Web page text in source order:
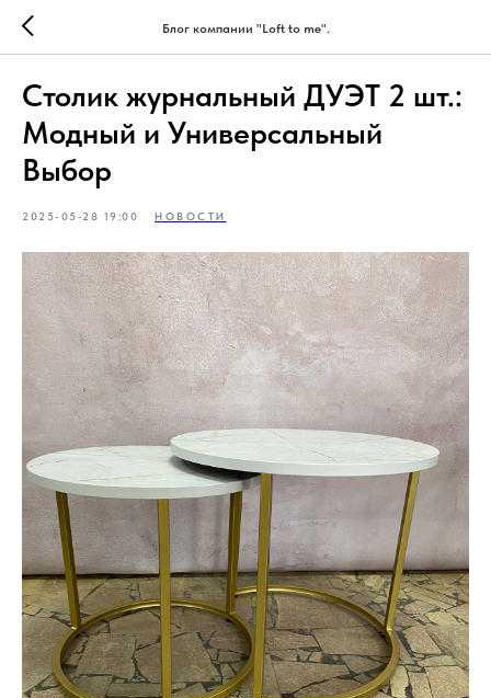
Блог компании "Loft to me".
Столик журнальный ДУЭТ 2 шт.:
Модный и Универсальный
Выбор
2025-05-28 19:00 НОВОСТИ